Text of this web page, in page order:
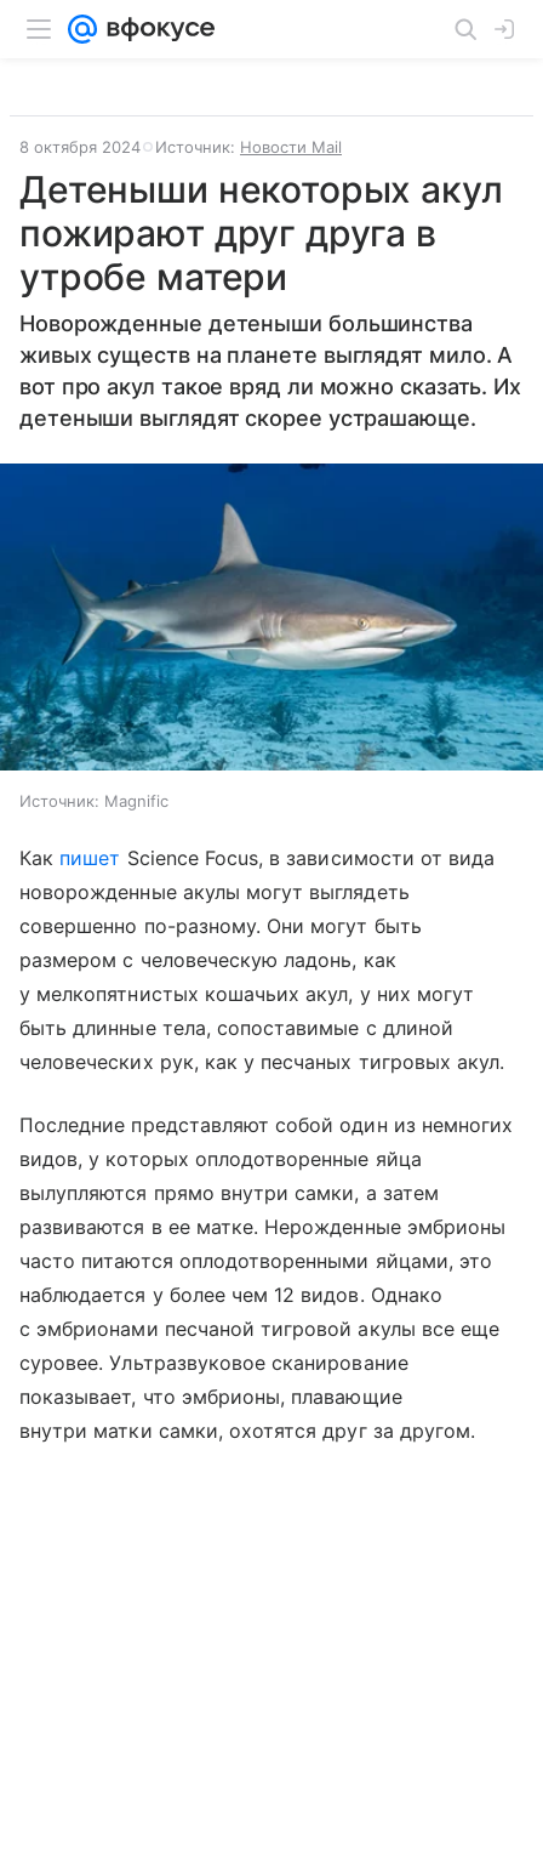
8 октября 2024 Источник: Новости Mail
Детеныши некоторых акул
пожирают друг друга в
утробе матери
Новорожденные детеныши большинства
живых существ на планете выглядят мило. А
вот про акул такое вряд ли можно сказать. Их
детеныши выглядят скорее устрашающе.
Источник: Magnific
Как пишет Science Focus, в зависимости от вида
новорожденные акулы могут выглядеть
совершенно по-разному. Они могут быть
размером с человеческую ладонь, как
у мелкопятнистых кошачьих акул, у них могут
быть длинные тела, сопоставимые с длиной
человеческих рук, как у песчаных тигровых акул.
Последние представляют собой один из немногих
видов, у которых оплодотворенные яйца
вылупляются прямо внутри самки, а затем
развиваются в ее матке. Нерожденные эмбрионы
часто питаются оплодотворенными яйцами, это
наблюдается у более чем 12 видов. Однако
с эмбрионами песчаной тигровой акулы все еще
суровее. Ультразвуковое сканирование
показывает, что эмбрионы, плавающие
внутри матки самки, охотятся друг за другом.